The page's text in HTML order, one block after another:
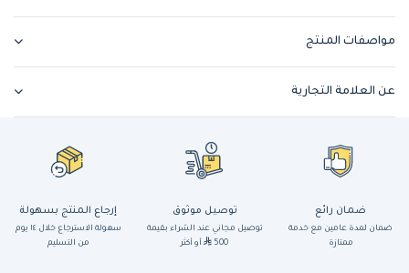
مواصفات المنتج
عن العلامة التجارية
ضمان رائع
ضمان لمدة عامين مع خدمة
ممتازة
توصيل موثوق
توصيل مجاني عند الشراء بقيمة
500
أو أكثر
إرجاع المنتج بسهولة
سهولة الاسترجاع خلال ١٤ يوم
من التسليم